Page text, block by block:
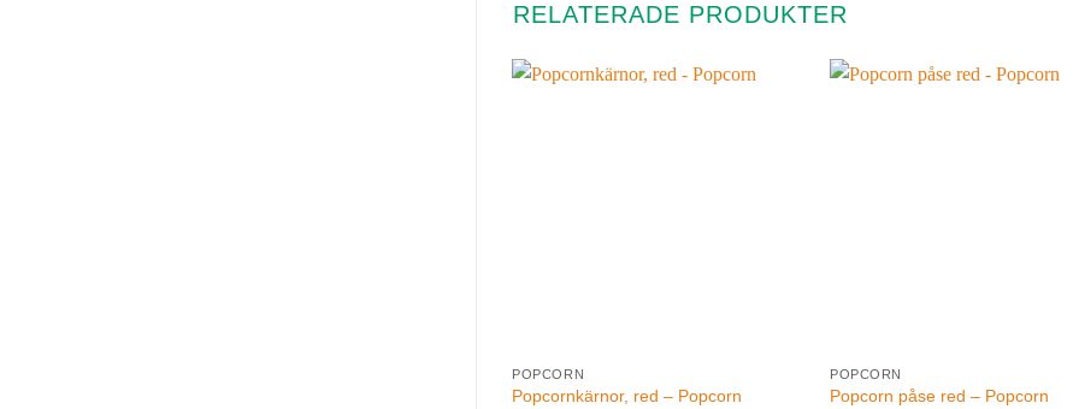
RELATERADE PRODUKTER
POPCORN
Popcornkärnor, red – Popcorn
POPCORN
Popcorn påse red – Popcorn